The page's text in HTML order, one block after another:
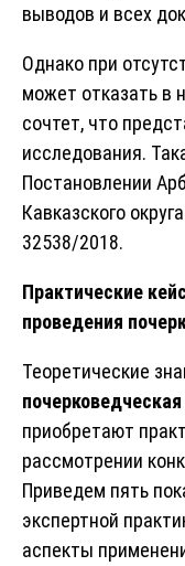
выводов и всех
Однако при
может отказать в
сочтет, что
исследования.
Постановлении
Кавказского
32538/2018.
Практические
проведения
Теоретические
приобретают
рассмотрении
Приведем пять
экспертной
аспекты